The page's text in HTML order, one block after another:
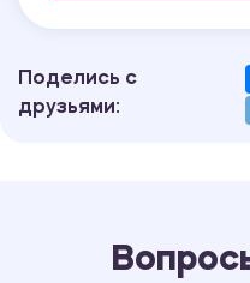
Поделись с
друзьями: